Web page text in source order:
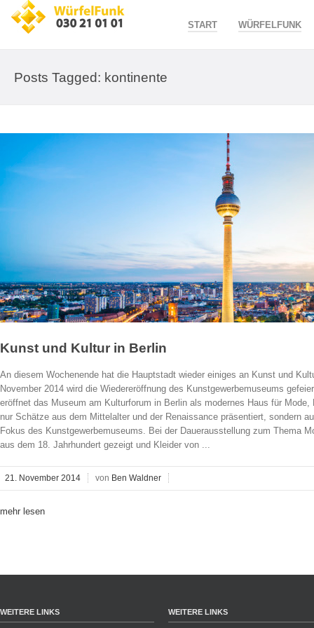
START WÜRFELFUNK
Posts Tagged: kontinente
Kunst und Kultur in Berlin
An diesem Wochenende hat die Hauptstadt wieder einiges an Kunst und
November 2014 wird die Wiedereröffnung des Kunstgewerbemuseums
eröffnet das Museum am Kulturforum in Berlin als modernes Haus für
nur Schätze aus dem Mittelalter und der Renaissance präsentiert, sondern
Fokus des Kunstgewerbemuseums. Bei der Dauerausstellung zum Thema
aus dem 18. Jahrhundert gezeigt und Kleider von ...
21. November 2014 von Ben Waldner
mehr lesen
WEITERE LINKS WEITERE LINKS